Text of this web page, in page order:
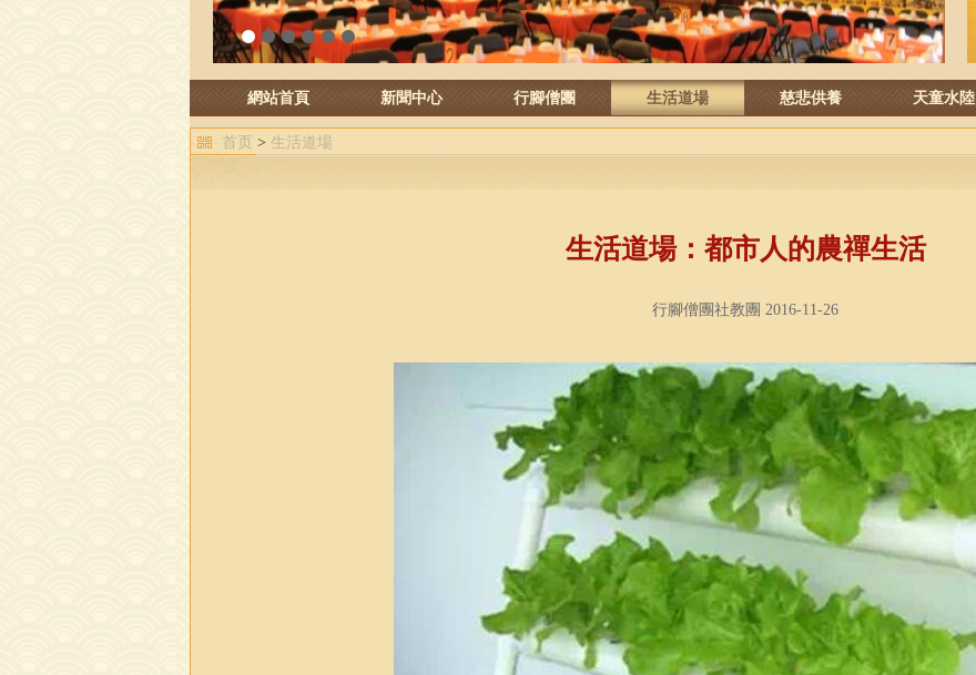
1 2 3 4 5 6
網站首頁 新聞中心 行腳僧團 生活道場 慈悲供養 天童水陸
首页 > 生活道場
生活道場：都市人的農禪生活
行腳僧團社教團 2016-11-26